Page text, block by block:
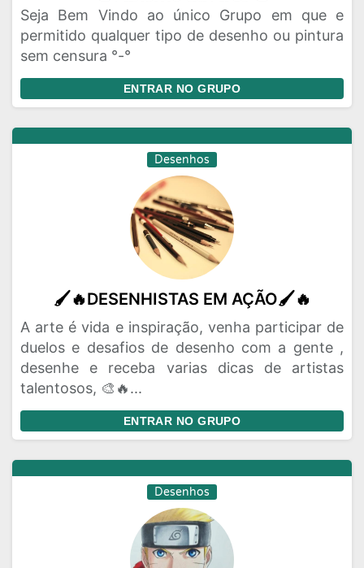
Rede Social
Religiao
Status
Vagas de Emprego
Seja Bem Vindo ao único Grupo em que e
permitido qualquer tipo de desenho ou pintura
sem censura °-°
ENTRAR NO GRUPO
Desenhos
🖌️🔥DESENHISTAS EM AÇÃO🖌️🔥
A arte é vida e inspiração, venha participar de
duelos e desafios de desenho com a gente ,
desenhe e receba varias dicas de artistas
talentosos, 🎨🔥...
ENTRAR NO GRUPO
Desenhos